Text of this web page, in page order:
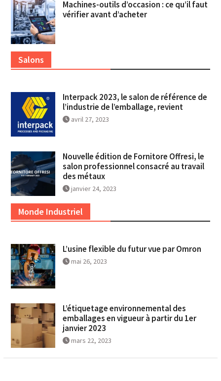
Machines-outils d’occasion : ce qu’il faut
vérifier avant d’acheter
Salons
Interpack 2023, le salon de référence de
l’industrie de l’emballage, revient
avril 27, 2023
Nouvelle édition de Fornitore Offresi, le
salon professionnel consacré au travail
des métaux
janvier 24, 2023
Monde Industriel
L’usine flexible du futur vue par Omron
mai 26, 2023
L’étiquetage environnemental des
emballages en vigueur à partir du 1er
janvier 2023
mars 22, 2023